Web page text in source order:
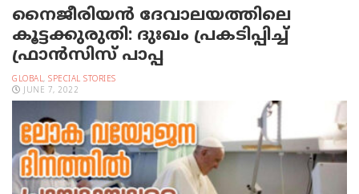
നൈജീരിയന്‍ ദേവാലയത്തിലെ
കൂട്ടക്കുരുതി: ദുഃഖം പ്രകടിപ്പിച്ച്
ഫ്രാന്‍സിസ് പാപ്പ
GLOBAL, SPECIAL STORIES
JUNE 7, 2022